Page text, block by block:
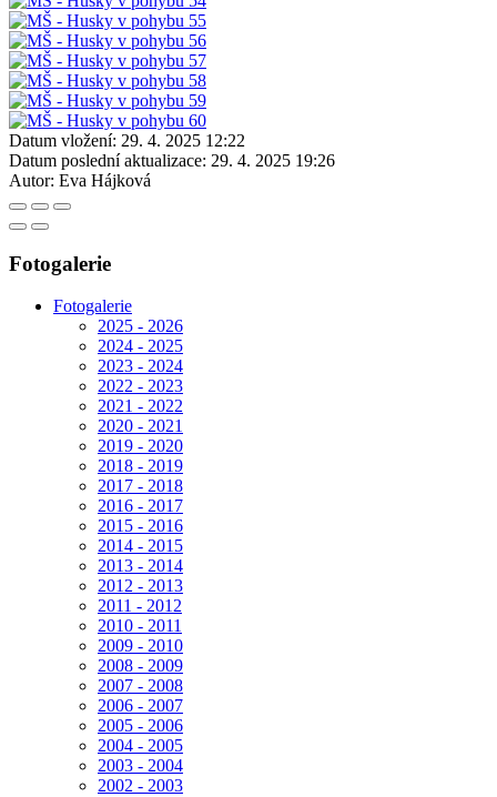
Datum vložení: 29. 4. 2025 12:22
Datum poslední aktualizace: 29. 4. 2025 19:26
Autor: Eva Hájková
Fotogalerie
Fotogalerie
2025 - 2026
2024 - 2025
2023 - 2024
2022 - 2023
2021 - 2022
2020 - 2021
2019 - 2020
2018 - 2019
2017 - 2018
2016 - 2017
2015 - 2016
2014 - 2015
2013 - 2014
2012 - 2013
2011 - 2012
2010 - 2011
2009 - 2010
2008 - 2009
2007 - 2008
2006 - 2007
2005 - 2006
2004 - 2005
2003 - 2004
2002 - 2003